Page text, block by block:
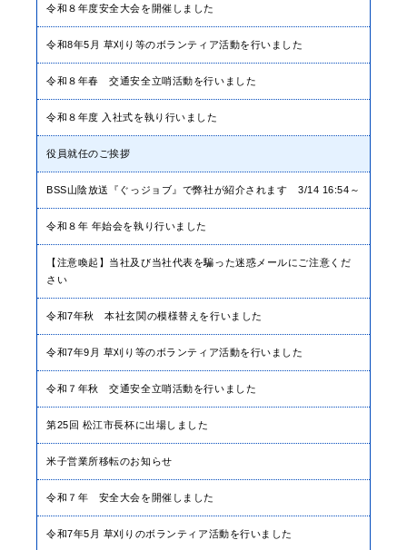
令和８年度安全大会を開催しました
令和8年5月 草刈り等のボランティア活動を行いました
令和８年春 交通安全立哨活動を行いました
令和８年度 入社式を執り行いました
役員就任のご挨拶
BSS山陰放送『ぐっジョブ』で弊社が紹介されます 3/14 16:54～
令和８年 年始会を執り行いました
【注意喚起】当社及び当社代表を騙った迷惑メールにご注意くだ
さい
令和7年秋 本社玄関の模様替えを行いました
令和7年9月 草刈り等のボランティア活動を行いました
令和７年秋 交通安全立哨活動を行いました
第25回 松江市長杯に出場しました
米子営業所移転のお知らせ
令和７年 安全大会を開催しました
令和7年5月 草刈りのボランティア活動を行いました